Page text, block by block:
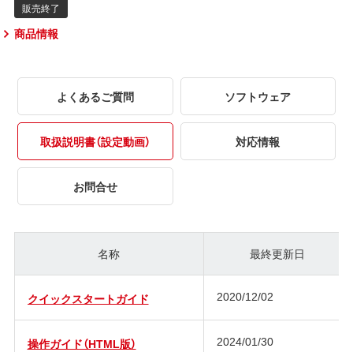
商品情報
よくあるご質問 ソフトウェア
取扱説明書（設定動画） 対応情報
お問合せ
名称 最終更新日
クイックスタートガイド 2020/12/02
操作ガイド（HTML版） 2024/01/30